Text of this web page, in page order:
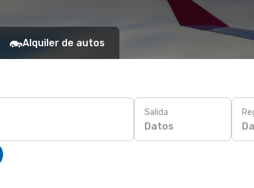
Alquiler de autos
Salida
Datos